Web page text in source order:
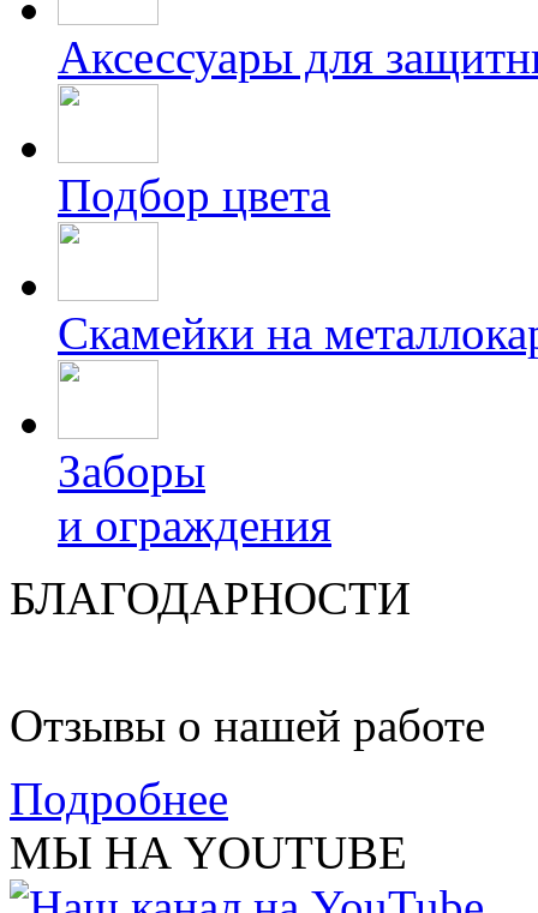
Аксессуары для
Подбор цвета
Скамейки на
Заборы
и ограждения
БЛАГОДАРНОСТИ
Отзывы о нашей работе
Подробнее
МЫ НА YOUTUBE